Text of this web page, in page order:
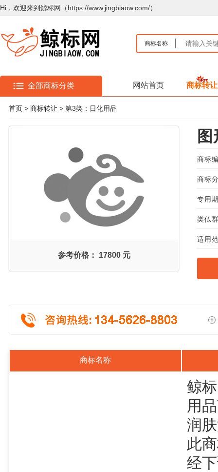
Hi，欢迎来到鲸标网（https://www.jingbiaow.com/）
商标名称
全部商标分类 网站首页 商标转让
首页 > 商标转让 > 第3类：日化用品
参考价格： 17800 元
图
商标
商标
专用
类似
适用
商标名称
鲸
用
润
此
经